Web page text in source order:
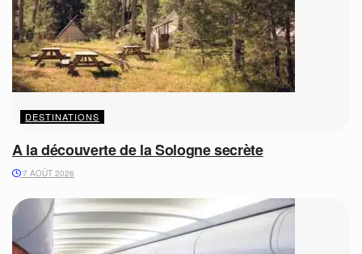
DESTINATIONS
A la découverte de la Sologne secrète
7 AOÛT 2026